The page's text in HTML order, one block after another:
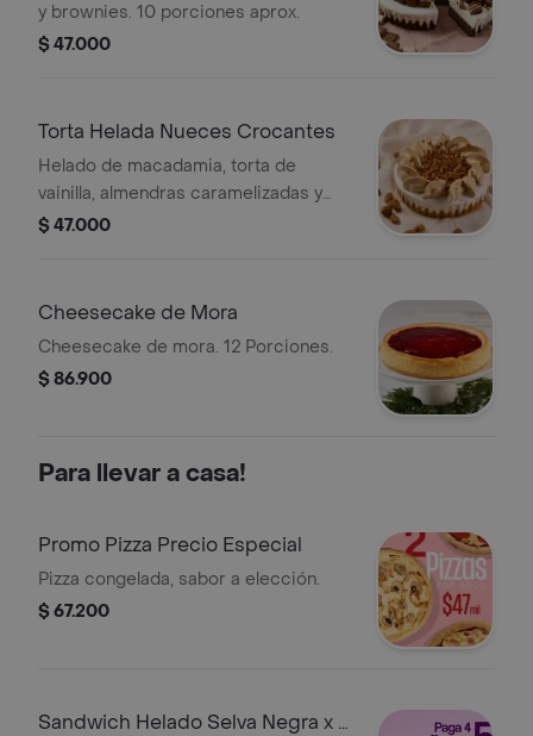
y brownies. 10 porciones aprox.
$ 47.000
Torta Helada Nueces Crocantes
Helado de macadamia, torta de
vainilla, almendras caramelizadas y
nueces de macadamia. 10 porciones
$ 47.000
Cheesecake de Mora
Cheesecake de mora. 12 Porciones.
$ 86.900
Para llevar a casa!
Promo Pizza Precio Especial
Pizza congelada, sabor a elección.
$ 67.200
Sandwich Helado Selva Negra x 5